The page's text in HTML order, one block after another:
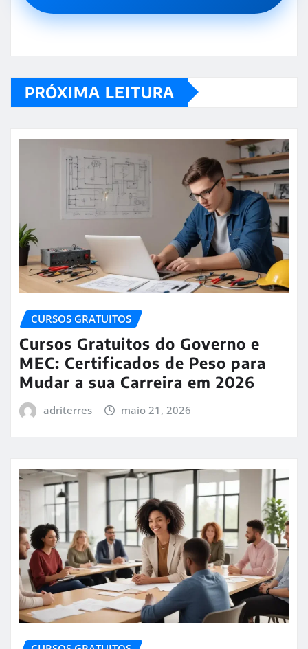
PRÓXIMA LEITURA
CURSOS GRATUITOS
Cursos Gratuitos do Governo e
MEC: Certificados de Peso para
Mudar a sua Carreira em 2026
adriterres maio 21, 2026